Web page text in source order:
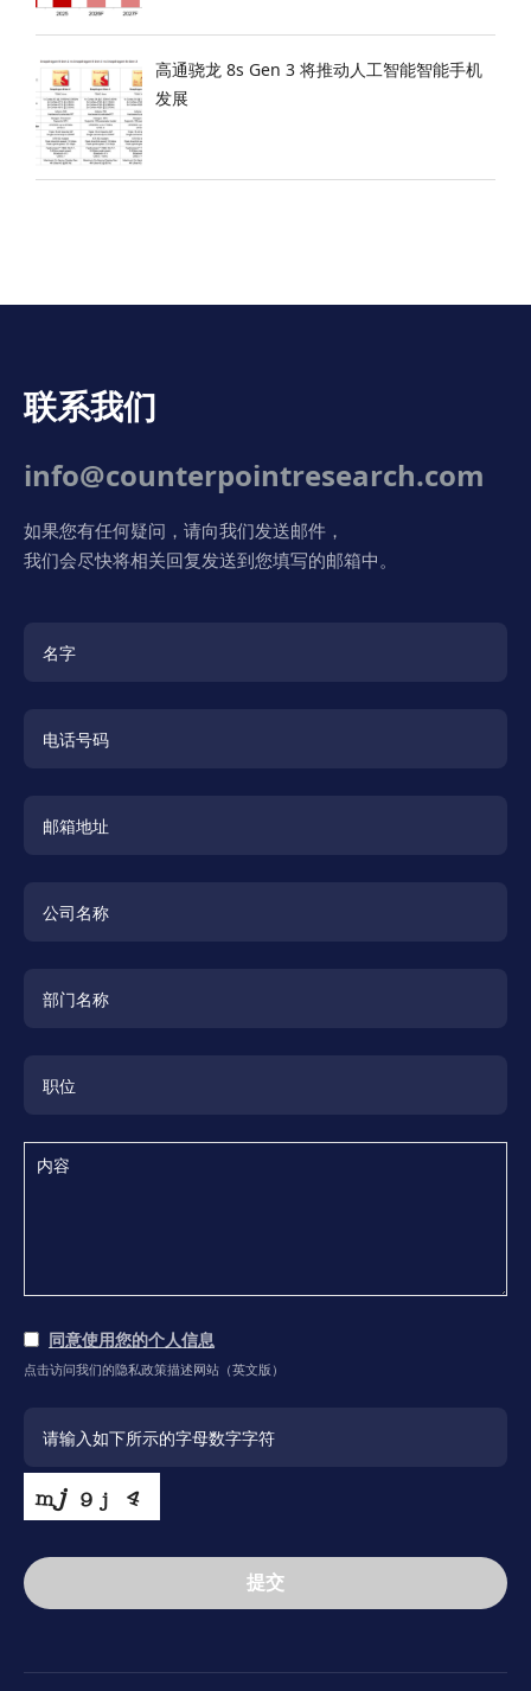
高通骁龙 8s Gen 3 将推动人工智能智能手机
发展
联系我们
info@counterpointresearch.com
如果您有任何疑问，请向我们发送邮件，
我们会尽快将相关回复发送到您填写的邮箱中。
同意使用您的个人信息
点击访问我们的隐私政策描述网站（英文版）
提交